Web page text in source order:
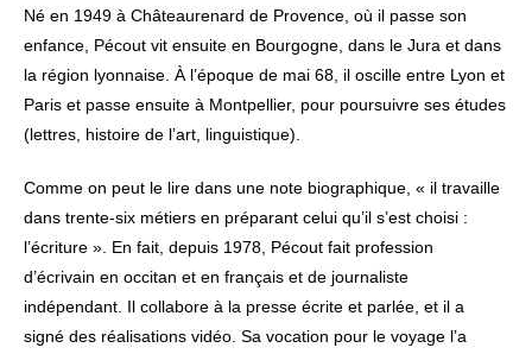
Né en 1949 à Châteaurenard de Provence, où il passe son
enfance, Pécout vit ensuite en Bourgogne, dans le Jura et dans
la région lyonnaise. À l’époque de mai 68, il oscille entre Lyon et
Paris et passe ensuite à Montpellier, pour poursuivre ses études
(lettres, histoire de l’art, linguistique).
Comme on peut le lire dans une note biographique, « il travaille
dans trente-six métiers en préparant celui qu’il s’est choisi :
l’écriture ». En fait, depuis 1978, Pécout fait profession
d’écrivain en occitan et en français et de journaliste
indépendant. Il collabore à la presse écrite et parlée, et il a
signé des réalisations vidéo. Sa vocation pour le voyage l’a